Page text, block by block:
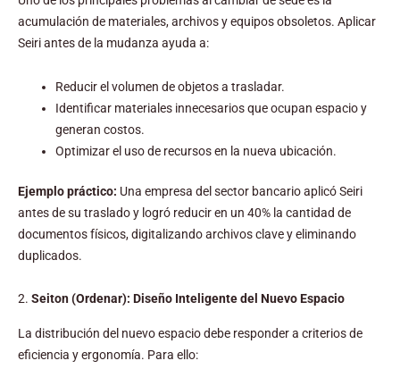
acumulación de materiales, archivos y equipos obsoletos. Aplicar
Seiri antes de la mudanza ayuda a:
Reducir el volumen de objetos a trasladar.
Identificar materiales innecesarios que ocupan espacio y
generan costos.
Optimizar el uso de recursos en la nueva ubicación.
Ejemplo práctico: Una empresa del sector bancario aplicó Seiri
antes de su traslado y logró reducir en un 40% la cantidad de
documentos físicos, digitalizando archivos clave y eliminando
duplicados.
2. Seiton (Ordenar): Diseño Inteligente del Nuevo Espacio
La distribución del nuevo espacio debe responder a criterios de
eficiencia y ergonomía. Para ello: